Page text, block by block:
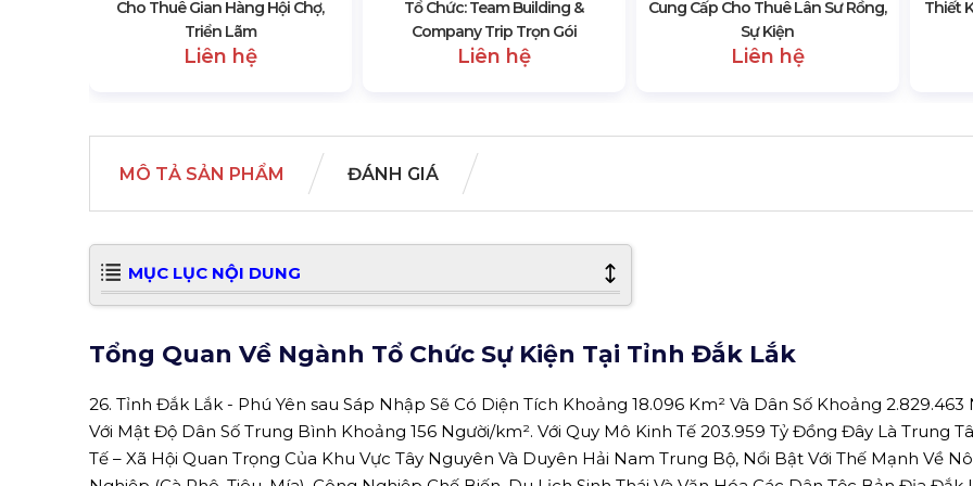
Cho Thuê Gian Hàng Hội Chợ,
Triển Lãm
Liên hệ
Tổ Chức: Team Building &
Company Trip Trọn Gói
Liên hệ
Cung Cấp Cho Thuê Lân Sư Rồng,
Sự Kiện
Liên hệ
Thiết
MÔ TẢ SẢN PHẨM ĐÁNH GIÁ
MỤC LỤC NỘI DUNG
Tổng Quan Về Ngành Tổ Chức Sự Kiện Tại Tỉnh Đắk Lắk
26. Tỉnh Đắk Lắk - Phú Yên sau Sáp Nhập Sẽ Có Diện Tích Khoảng 18.096 Km² Và Dân Số Khoảng 2.829.463
Với Mật Độ Dân Số Trung Bình Khoảng 156 Người/km². Với Quy Mô Kinh Tế 203.959 Tỷ Đồng Đây Là Trung
Tế – Xã Hội Quan Trọng Của Khu Vực Tây Nguyên Và Duyên Hải Nam Trung Bộ, Nổi Bật Với Thế Mạnh Về